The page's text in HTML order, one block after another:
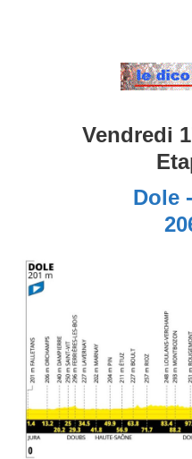
Vendredi
Dole